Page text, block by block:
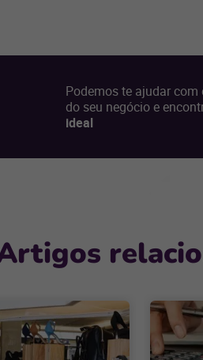
Podemos te ajudar
do seu negócio e
ideal